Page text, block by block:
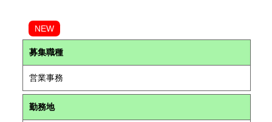
NEW
募集職種
営業事務
勤務地